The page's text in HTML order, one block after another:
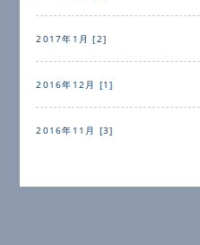
2017年1月 [2]
2016年12月 [1]
2016年11月 [3]